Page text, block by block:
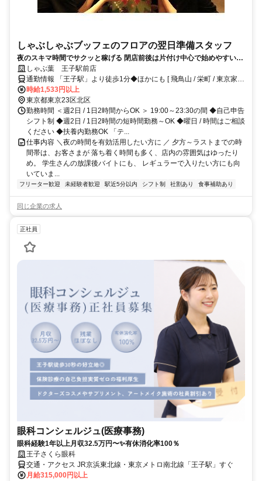
しゃぶしゃぶブッフェのフロアの翌日準備スタッフ
夜のスキマ時間でサクッと稼げる 閉店前後は片付け中心で始めやすい◎
週2日・短時間～OK、平日だけ・土日だけも歓迎 【食事補助】＆【25％
割引券】あり◎
しゃぶ葉 王子駅前店
通勤情報 「王子駅」より徒歩1分◆ほかにも [ 飛鳥山 / 栄町 / 東京家政
大学 / 大正大学 ] からも徒歩で9～24分程度!!※バイク / 自転車通勤OK
時給1,533円以上
東京都東京23区北区
勤務時間 ＜週2日 / 1日2時間からOK ＞ 19:00～23:30の間 ◆自己申告
シフト制 ◆週2日 / 1日2時間の短時間勤務～OK ◆曜日 / 時間はご相談
ください ◆扶養内勤務OK 「テ...
仕事内容 ＼夜の時間を有効活用したい方に ／ 夕方～ラストまでの時
間帯は、お客さまが 落ち着く時間も多く、店内の雰囲気はゆったり
め。 学生さんの放課後バイトにも、 レギュラーで入りたい方にも向
いていま...
フリーター歓迎 未経験者歓迎 駅近5分以内 シフト制 社割あり 食事補助あり
同じ企業の求人
正社員
眼科コンシェルジュ(医療事務)
眼科経験1年以上月収32.5万円〜✨有休消化率100％
王子さくら眼科
交通・アクセス JR京浜東北線・東京メトロ南北線「王子駅」すぐ
月給315,000円以上